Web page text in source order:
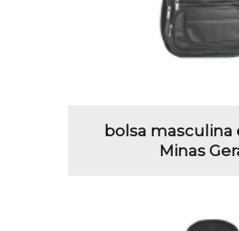
bolsa masculina
Minas